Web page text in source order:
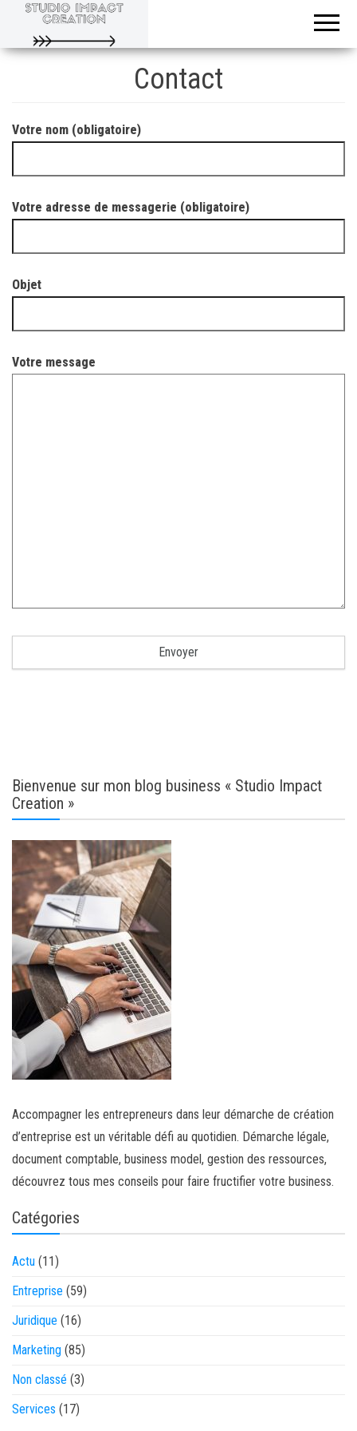
Creation
Contact
Votre nom (obligatoire)
Votre adresse de messagerie (obligatoire)
Objet
Votre message
Bienvenue sur mon blog business « Studio Impact
Creation »
Accompagner les entrepreneurs dans leur démarche de création
d’entreprise est un véritable défi au quotidien. Démarche légale,
document comptable, business model, gestion des ressources,
découvrez tous mes conseils pour faire fructifier votre business.
Catégories
Actu (11)
Entreprise (59)
Juridique (16)
Marketing (85)
Non classé (3)
Services (17)